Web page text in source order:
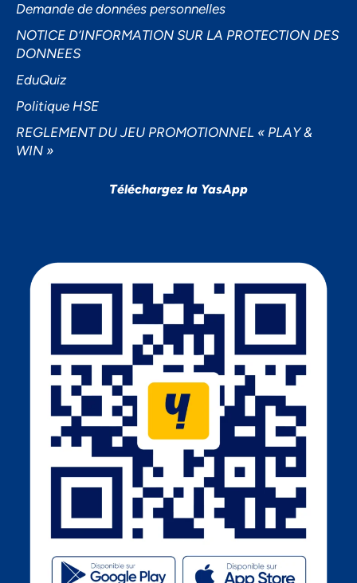
Demande de données personnelles
NOTICE D’INFORMATION SUR LA PROTECTION DES
DONNEES
EduQuiz
Politique HSE
REGLEMENT DU JEU PROMOTIONNEL « PLAY &
WIN »
Téléchargez la YasApp
Préférences